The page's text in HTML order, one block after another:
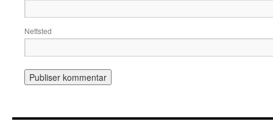
Nettsted